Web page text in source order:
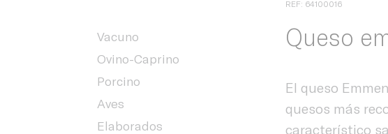
Vacuno
Ovino-Caprino
Porcino
Aves
Elaborados
REF: 64100016
Queso
El queso
quesos más
característico